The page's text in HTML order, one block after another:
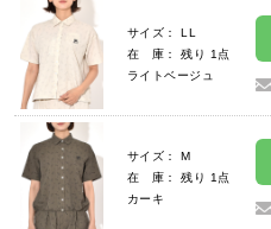
サイズ： LL
在 庫： 残り 1点
ライトベージュ
サイズ： M
在 庫： 残り 1点
カーキ